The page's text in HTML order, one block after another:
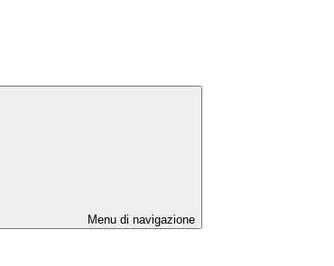
Menu di navigazione